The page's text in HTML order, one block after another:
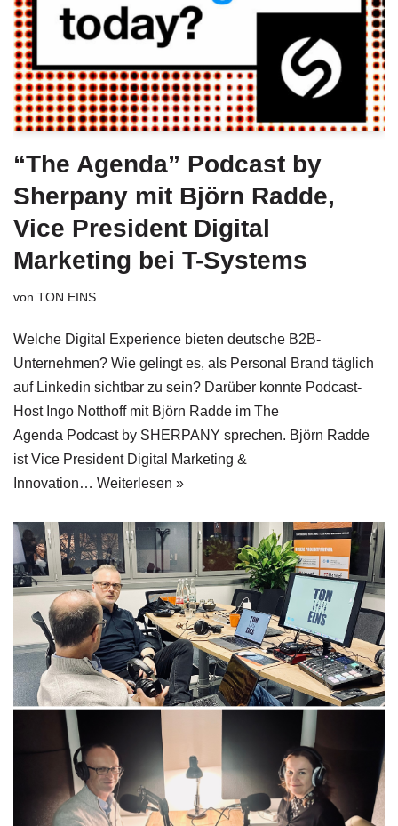
“The Agenda” Podcast by
Sherpany mit Björn Radde,
Vice President Digital
Marketing bei T-Systems
von TON.EINS
Welche Digital Experience bieten deutsche B2B-
Unternehmen? Wie gelingt es, als Personal Brand täglich
auf Linkedin sichtbar zu sein? Darüber konnte Podcast-
Host Ingo Notthoff mit Björn Radde im The
Agenda Podcast by SHERPANY sprechen. Björn Radde
ist Vice President Digital Marketing &
Innovation… Weiterlesen »